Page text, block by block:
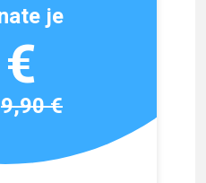
je
9,90 €